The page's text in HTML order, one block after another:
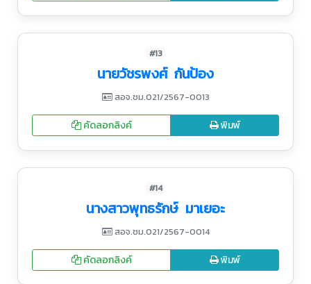
#13
นายวัชรพงศ์ กันป้อง
สอจ.ชม.021/2567-0013
คัดลอกลิงค์ พิมพ์
#14
นางสาวพุทธรักษ์ มาเยอะ
สอจ.ชม.021/2567-0014
คัดลอกลิงค์ พิมพ์